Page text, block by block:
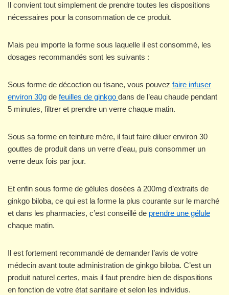
Il convient tout simplement de prendre toutes les dispositions
nécessaires pour la consommation de ce produit.
Mais peu importe la forme sous laquelle il est consommé, les
dosages recommandés sont les suivants :
Sous forme de décoction ou tisane, vous pouvez faire infuser
environ 30g de feuilles de ginkgo dans de l’eau chaude pendant
5 minutes, filtrer et prendre un verre chaque matin.
Sous sa forme en teinture mère, il faut faire diluer environ 30
gouttes de produit dans un verre d’eau, puis consommer un
verre deux fois par jour.
Et enfin sous forme de gélules dosées à 200mg d’extraits de
ginkgo biloba, ce qui est la forme la plus courante sur le marché
et dans les pharmacies, c’est conseillé de prendre une gélule
chaque matin.
Il est fortement recommandé de demander l’avis de votre
médecin avant toute administration de ginkgo biloba. C’est un
produit naturel certes, mais il faut prendre bien de dispositions
en fonction de votre état sanitaire et selon les individus.